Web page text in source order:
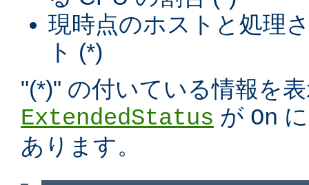
現時点のホストと処理
ト (*)
"(*)" の付いている情報を
ExtendedStatus が On
あります。